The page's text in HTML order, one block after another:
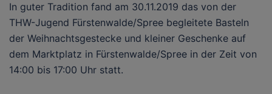
In guter Tradition fand am 30.11.2019 das von der
THW-Jugend Fürstenwalde/Spree begleitete Basteln
der Weihnachtsgestecke und kleiner Geschenke auf
dem Marktplatz in Fürstenwalde/Spree in der Zeit von
14:00 bis 17:00 Uhr statt.